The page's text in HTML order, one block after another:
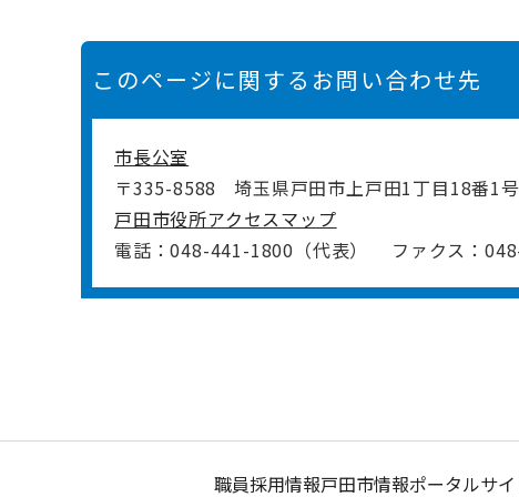
このページに関するお問い合わせ先
市長公室
〒335-8588
埼玉県戸田市上戸田1丁目18番1
戸田市役所アクセスマップ
電話：048-441-1800（代表）
ファクス：
職員採用情報戸田市情報ポータルサ